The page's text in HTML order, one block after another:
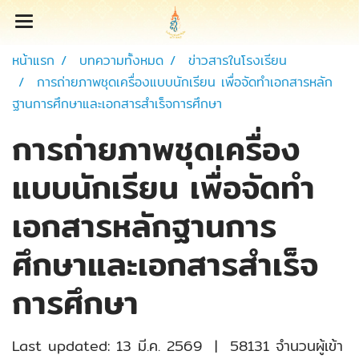
หน้าแรก บทความทั้งหมด
ข่าวสารในโรงเรียน
การถ่ายภาพชุดเครื่องแบบนักเรียน เพื่อจัดทำเอกสารหลัก
ฐานการศึกษาและเอกสารสำเร็จการศึกษา
การถ่ายภาพชุดเครื่อง
แบบนักเรียน เพื่อจัดทำ
เอกสารหลักฐานการ
ศึกษาและเอกสารสำเร็จ
การศึกษา
Last updated: 13 มี.ค. 2569 | 58131 จำนวนผู้เข้า